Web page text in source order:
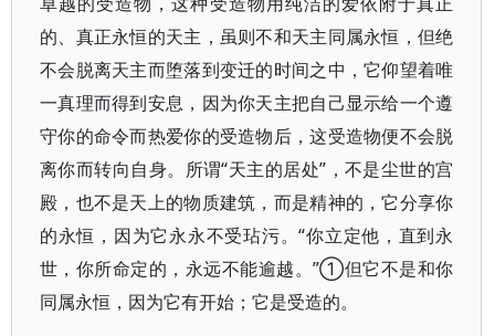
的、真正永恒的天主，虽则不和天主同属永恒，但绝
不会脱离天主而堕落到变迁的时间之中，它仰望着唯
一真理而得到安息，因为你天主把自己显示给一个遵
守你的命令而热爱你的受造物后，这受造物便不会脱
离你而转向自身。所谓“天主的居处”，不是尘世的宫
殿，也不是天上的物质建筑，而是精神的，它分享你
的永恒，因为它永永不受玷污。“你立定他，直到永
世，你所命定的，永远不能逾越。”①但它不是和你
同属永恒，因为它有开始；它是受造的。